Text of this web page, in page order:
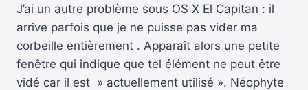
J’ai un autre problème sous OS X El Capitan : il
arrive parfois que je ne puisse pas vider ma
corbeille entièrement . Apparaît alors une petite
fenêtre qui indique que tel élément ne peut être
vidé car il est » actuellement utilisé ». Néophyte